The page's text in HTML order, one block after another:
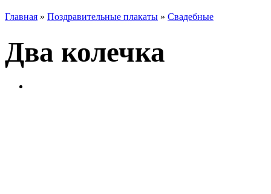
Главная » Поздравительные плакаты » Свадебные
Два колечка